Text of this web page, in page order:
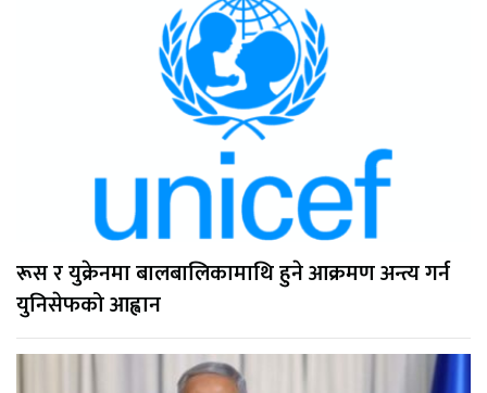
रूस र युक्रेनमा बालबालिकामाथि हुने आक्रमण अन्त्य गर्न
युनिसेफको आह्वान